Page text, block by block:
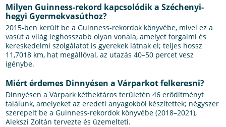
Milyen Guinness-rekord kapcsolódik a Széchenyi-
hegyi Gyermekvasúthoz?
2015-ben került be a Guinness-rekordok könyvébe, mivel ez a
vasút a világ leghosszabb olyan vonala, amelyet forgalmi és
kereskedelmi szolgálatot is gyerekek látnak el; teljes hossz
11,7018 km, hat megállóval, az utazás 40–50 percet vesz
igénybe.
Miért érdemes Dinnyésen a Várparkot felkeresni?
Dinnyésen a Várpark kéthektáros területén 46 erődítményt
találunk, amelyeket az eredeti anyagokból készítettek; négyszer
szerepelt be a Guinness-rekordok könyvébe (2018–2021),
Alekszi Zoltán tervezte és üzemelteti.